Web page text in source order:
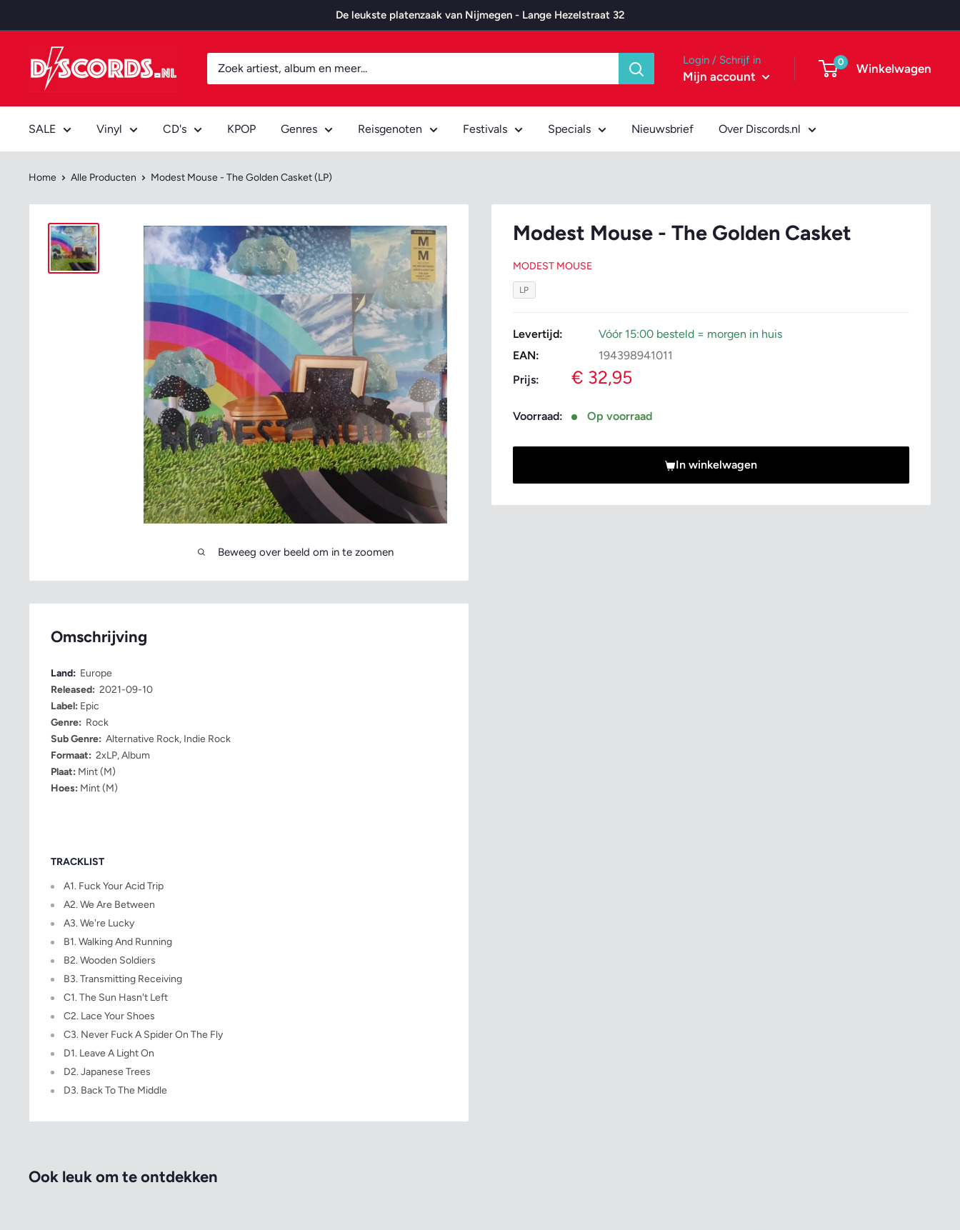
naar
De leukste platenzaak van Nijmegen - Lange Hezelstraat 32
Discords.nl Login / Schrijf in
Mijn account
0 Winkelwagen
SALE Vinyl CD's KPOP Genres Reisgenoten Festivals Specials Nieuwsbrief Over Discords.nl
Home Alle Producten Modest Mouse - The Golden Casket (LP)
Beweeg over beeld om in te zoomen
Modest Mouse - The Golden Casket
MODEST MOUSE
LP
Levertijd:
Vóór 15:00 besteld = morgen in huis
EAN:
194398941011
Prijs:
Verkoopprijs
€ 32,95
Voorraad: Op voorraad
In winkelwagen
Omschrijving
Land: Europe
Released: 2021-09-10
Label: Epic
Genre: Rock
Sub Genre: Alternative Rock, Indie Rock
Formaat: 2xLP, Album
Plaat: Mint (M)
Hoes: Mint (M)
TRACKLIST
A1. Fuck Your Acid Trip
A2. We Are Between
A3. We're Lucky
B1. Walking And Running
B2. Wooden Soldiers
B3. Transmitting Receiving
C1. The Sun Hasn't Left
C2. Lace Your Shoes
C3. Never Fuck A Spider On The Fly
D1. Leave A Light On
D2. Japanese Trees
D3. Back To The Middle
Ook leuk om te ontdekken